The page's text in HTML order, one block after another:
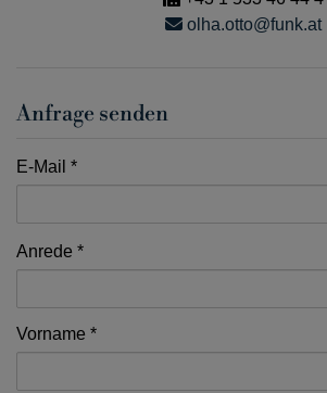
olha.otto@funk.at
Anfrage senden
E-Mail
Anrede
Vorname